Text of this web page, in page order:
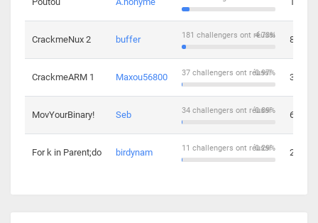
CrackmeNux 2 buffer 4.73%
181 challengers ont réussi 8
CrackmeARM 1 Maxou56800 0.97%
37 challengers ont réussi 3
MovYourBinary! Seb 0.89%
34 challengers ont réussi 6
For k in Parent;do birdynam 0.29%
11 challengers ont réussi 2